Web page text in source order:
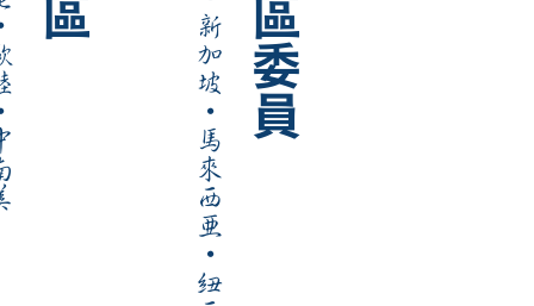
新加坡
·
馬來西亞
·